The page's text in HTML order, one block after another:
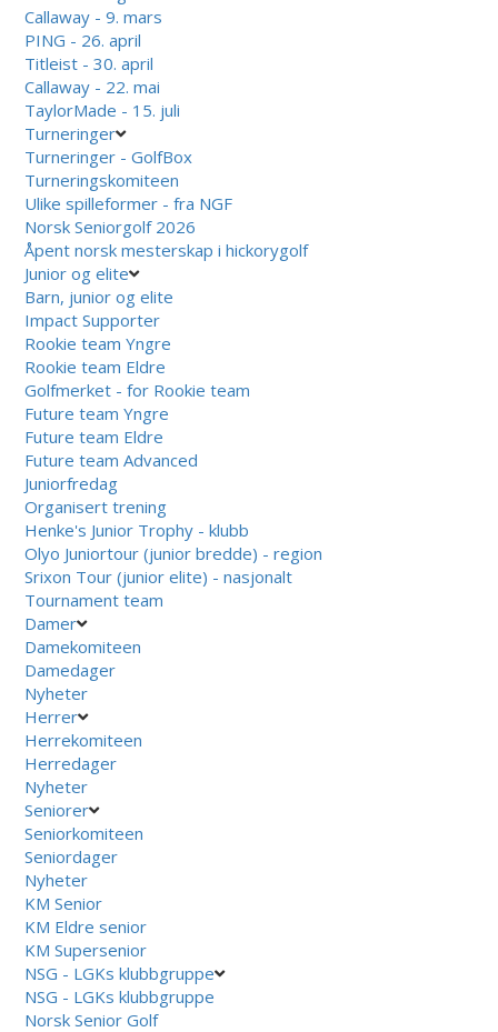
Callaway - 9. mars
PING - 26. april
Titleist - 30. april
Callaway - 22. mai
TaylorMade - 15. juli
Turneringer
Turneringer - GolfBox
Turneringskomiteen
Ulike spilleformer - fra NGF
Norsk Seniorgolf 2026
Åpent norsk mesterskap i hickorygolf
Junior og elite
Barn, junior og elite
Impact Supporter
Rookie team Yngre
Rookie team Eldre
Golfmerket - for Rookie team
Future team Yngre
Future team Eldre
Future team Advanced
Juniorfredag
Organisert trening
Henke's Junior Trophy - klubb
Olyo Juniortour (junior bredde) - region
Srixon Tour (junior elite) - nasjonalt
Tournament team
Damer
Damekomiteen
Damedager
Nyheter
Herrer
Herrekomiteen
Herredager
Nyheter
Seniorer
Seniorkomiteen
Seniordager
Nyheter
KM Senior
KM Eldre senior
KM Supersenior
NSG - LGKs klubbgruppe
NSG - LGKs klubbgruppe
Norsk Senior Golf